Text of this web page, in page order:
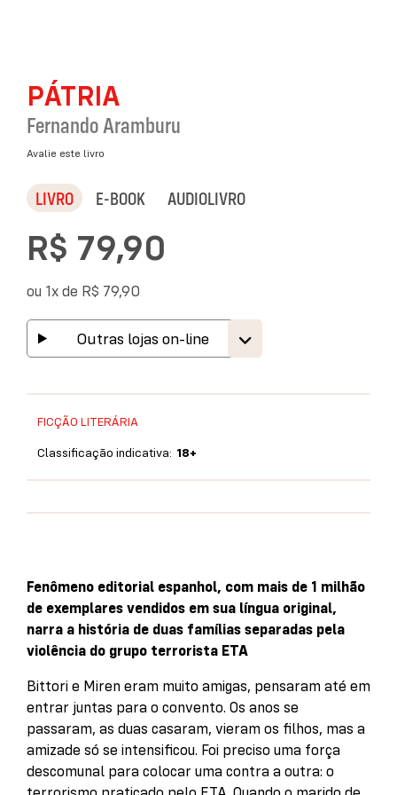
Galeria
imagens
PÁTRIA
Fernando Aramburu
Avalie este livro
LIVRO E-BOOK AUDIOLIVRO
R$ 79,90
ou 1x de R$ 79,90
Outras lojas on-line
FICÇÃO LITERÁRIA
Classificação indicativa: 18+
Fenômeno editorial espanhol, com mais de 1 milhão
de exemplares vendidos em sua língua original,
narra a história de duas famílias separadas pela
violência do grupo terrorista ETA
Bittori e Miren eram muito amigas, pensaram até em
entrar juntas para o convento. Os anos se
passaram, as duas casaram, vieram os filhos, mas a
amizade só se intensificou. Foi preciso uma força
descomunal para colocar uma contra a outra: o